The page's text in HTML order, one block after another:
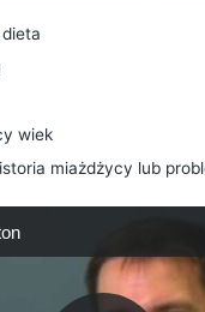
wiek
miażdżycy lub